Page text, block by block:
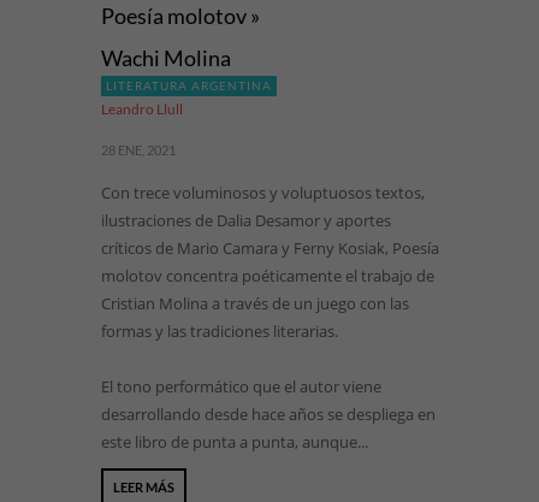
Poesía molotov »
Wachi Molina
LITERATURA ARGENTINA
Leandro Llull
28 ENE, 2021
Con trece voluminosos y voluptuosos textos,
ilustraciones de Dalia Desamor y aportes
críticos de Mario Camara y Ferny Kosiak, Poesía
molotov concentra poéticamente el trabajo de
Cristian Molina a través de un juego con las
formas y las tradiciones literarias.
El tono performático que el autor viene
desarrollando desde hace años se despliega en
este libro de punta a punta, aunque...
LEER MÁS